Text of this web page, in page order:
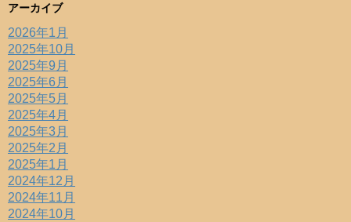
アーカイブ
2026年1月
2025年10月
2025年9月
2025年6月
2025年5月
2025年4月
2025年3月
2025年2月
2025年1月
2024年12月
2024年11月
2024年10月